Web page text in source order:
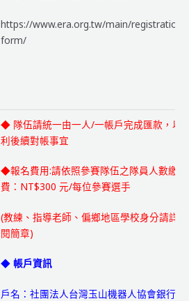
https://www.era.org.tw/main/registration-
form/
◆ 隊伍請統一由一人/一帳戶完成匯款，以
利後續對帳事宜
◆報名費用:請依照參賽隊伍之隊員人數繳
費：NT$300 元/每位參賽選手
(教練、指導老師、偏鄉地區學校身分請詳
閱簡章)
◆ 帳戶資訊
戶名：社團法人台灣玉山機器人協會銀行：